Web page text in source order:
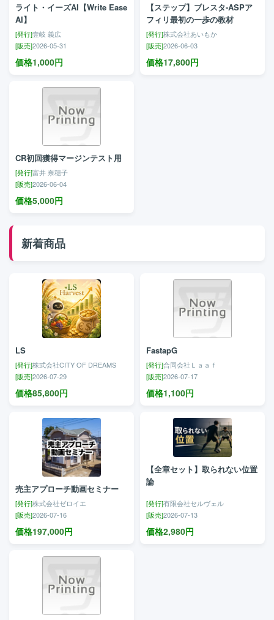
ライト・イーズAI【Write Ease
AI】
[発行]壹岐 義広
[販売]2026-05-31
価格1,000円
【ステップ】ブレスタ-ASPア
フィリ最初の一歩の教材
[発行]株式会社あいもか
[販売]2026-06-03
価格17,800円
CR初回獲得マージンテスト用
[発行]富井 奈穂子
[販売]2026-06-04
価格5,000円
新着商品
LS
[発行]株式会社CITY OF DREAMS
[販売]2026-07-29
価格85,800円
FastapG
[発行]合同会社Ｌａａｆ
[販売]2026-07-17
価格1,100円
売主アプローチ動画セミナー
[発行]株式会社ゼロイエ
[販売]2026-07-16
価格197,000円
【全章セット】取られない位置
論
[発行]有限会社セルヴェル
[販売]2026-07-13
価格2,980円